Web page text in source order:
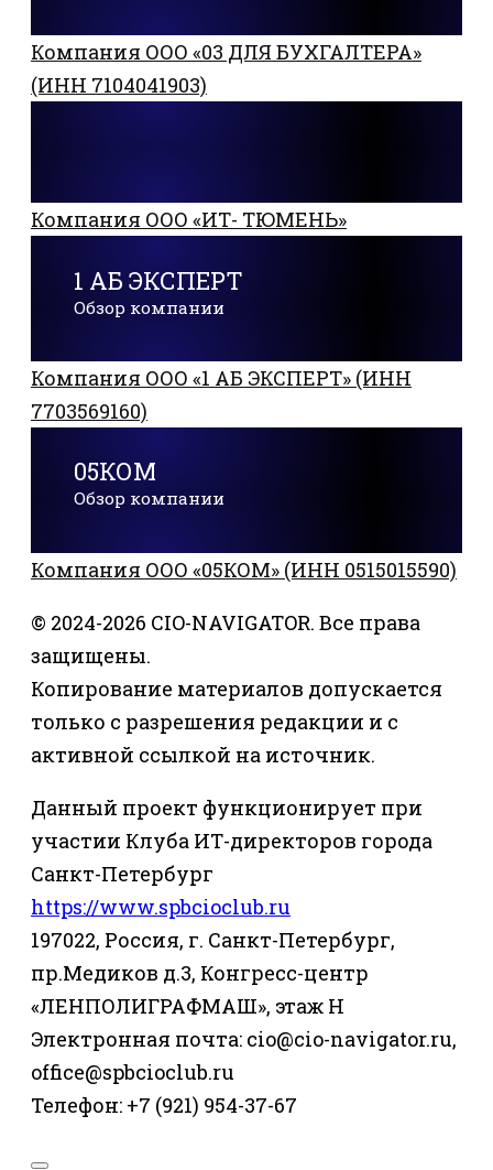
Компания ООО «03 ДЛЯ БУХГАЛТЕРА»
(ИНН 7104041903)
Компания ООО «ИТ- ТЮМЕНЬ»
1 АБ ЭКСПЕРТ
Обзор компании
Компания ООО «1 АБ ЭКСПЕРТ» (ИНН
7703569160)
05КОМ
Обзор компании
Компания ООО «05КОМ» (ИНН 0515015590)
© 2024-2026 CIO-NAVIGATOR. Все права
защищены.
Копирование материалов допускается
только с разрешения редакции и с
активной ссылкой на источник.
Данный проект функционирует при
участии Клуба ИТ-директоров города
Санкт-Петербург
https://www.spbcioclub.ru
197022, Россия, г. Санкт-Петербург,
пр.Медиков д.3, Конгресс-центр
«ЛЕНПОЛИГРАФМАШ», этаж Н
Электронная почта: cio@cio-navigator.ru,
office@spbcioclub.ru
Телефон: +7 (921) 954-37-67